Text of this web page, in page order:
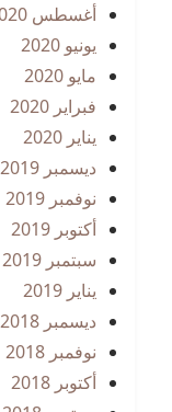
أغسطس 2020
يونيو 2020
مايو 2020
فبراير 2020
يناير 2020
ديسمبر 2019
نوفمبر 2019
أكتوبر 2019
سبتمبر 2019
يناير 2019
ديسمبر 2018
نوفمبر 2018
أكتوبر 2018